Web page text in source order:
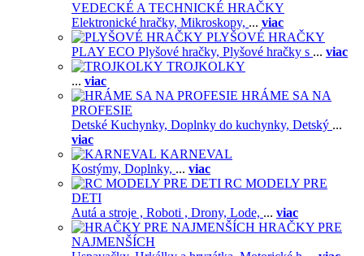
VEDECKÉ A TECHNICKÉ HRAČKY
Elektronické hračky, Mikroskopy, ... viac
PLYŠOVÉ HRAČKY
PLAY ECO Plyšové hračky, Plyšové hračky s ... viac
TROJKOLKY
... viac
HRÁME SA NA
PROFESIE
Detské Kuchynky, Doplnky do kuchynky, Detský ...
viac
KARNEVAL
Kostýmy, Doplnky, ... viac
RC MODELY PRE
DETI
Autá a stroje , Roboti , Drony, Lode, ... viac
HRAČKY PRE
NAJMENŠÍCH